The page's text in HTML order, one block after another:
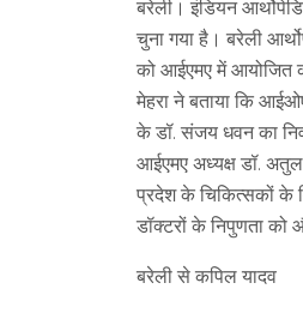
बरेली। इंडियन
चुना गया है। बरेली
को आईएमए में आयोजित
मेहरा ने बताया कि
के डॉ. संजय धवन का
आईएमए अध्यक्ष डॉ. अतुल
प्रदेश के चिकित्सकों के
डॉक्टरों के निपुणता को
बरेली से कपिल यादव